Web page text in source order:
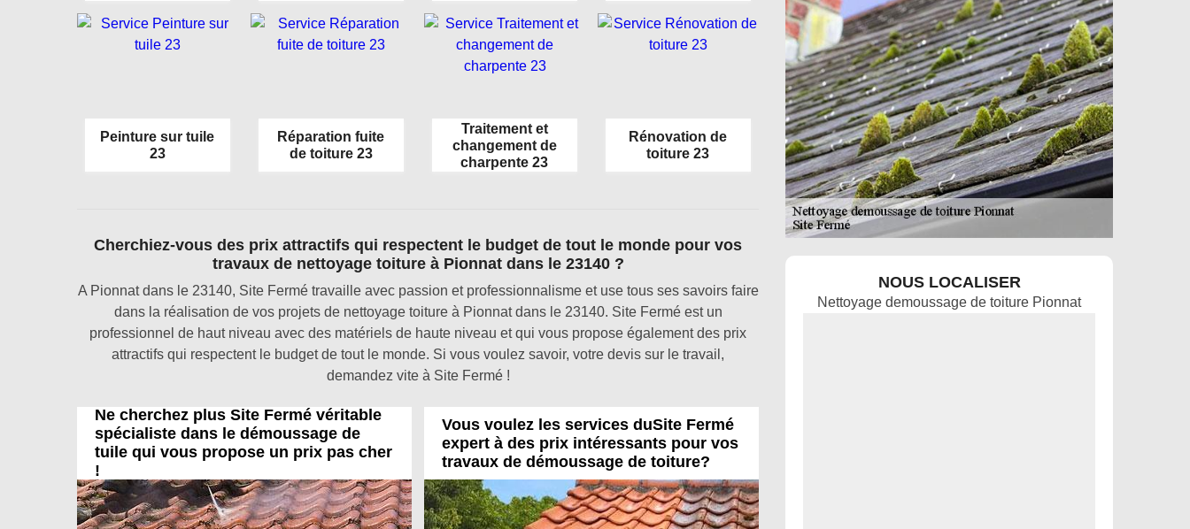
Peinture sur tuile
23
Réparation fuite
de toiture 23
Traitement et
changement de
charpente 23
Rénovation de
toiture 23
Cherchiez-vous des prix attractifs qui respectent le budget de tout le monde pour vos
travaux de nettoyage toiture à Pionnat dans le 23140 ?
A Pionnat dans le 23140, Site Fermé travaille avec passion et professionnalisme et use tous ses savoirs faire
dans la réalisation de vos projets de nettoyage toiture à Pionnat dans le 23140. Site Fermé est un
professionnel de haut niveau avec des matériels de haute niveau et qui vous propose également des prix
attractifs qui respectent le budget de tout le monde. Si vous voulez savoir, votre devis sur le travail,
demandez vite à Site Fermé !
Ne cherchez plus Site Fermé véritable
spécialiste dans le démoussage de
tuile qui vous propose un prix pas cher
!
Vous voulez les services duSite Fermé
expert à des prix intéressants pour vos
travaux de démoussage de toiture?
NOUS LOCALISER
Nettoyage demoussage de toiture Pionnat